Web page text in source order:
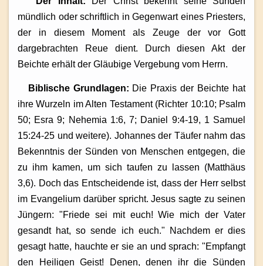
mündlich oder schriftlich in Gegenwart eines Priesters,
der in diesem Moment als Zeuge der vor Gott
dargebrachten Reue dient. Durch diesen Akt der
Beichte erhält der Gläubige Vergebung vom Herrn.
Biblische Grundlagen: Die Praxis der Beichte hat
ihre Wurzeln im Alten Testament (Richter 10:10; Psalm
50; Esra 9; Nehemia 1:6, 7; Daniel 9:4-19, 1 Samuel
15:24-25 und weitere). Johannes der Täufer nahm das
Bekenntnis der Sünden von Menschen entgegen, die
zu ihm kamen, um sich taufen zu lassen (Matthäus
3,6). Doch das Entscheidende ist, dass der Herr selbst
im Evangelium darüber spricht. Jesus sagte zu seinen
Jüngern: "Friede sei mit euch! Wie mich der Vater
gesandt hat, so sende ich euch." Nachdem er dies
gesagt hatte, hauchte er sie an und sprach: "Empfangt
den Heiligen Geist! Denen, denen ihr die Sünden